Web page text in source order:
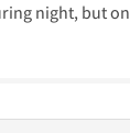
night, but